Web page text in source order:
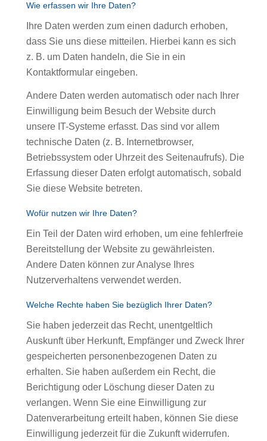
Wie erfassen wir Ihre Daten?
Ihre Daten werden zum einen dadurch erhoben,
dass Sie uns diese mitteilen. Hierbei kann es sich
z. B. um Daten handeln, die Sie in ein
Kontaktformular eingeben.
Andere Daten werden automatisch oder nach Ihrer
Einwilligung beim Besuch der Website durch
unsere IT-Systeme erfasst. Das sind vor allem
technische Daten (z. B. Internetbrowser,
Betriebssystem oder Uhrzeit des Seitenaufrufs). Die
Erfassung dieser Daten erfolgt automatisch, sobald
Sie diese Website betreten.
Wofür nutzen wir Ihre Daten?
Ein Teil der Daten wird erhoben, um eine fehlerfreie
Bereitstellung der Website zu gewährleisten.
Andere Daten können zur Analyse Ihres
Nutzerverhaltens verwendet werden.
Welche Rechte haben Sie bezüglich Ihrer Daten?
Sie haben jederzeit das Recht, unentgeltlich
Auskunft über Herkunft, Empfänger und Zweck Ihrer
gespeicherten personenbezogenen Daten zu
erhalten. Sie haben außerdem ein Recht, die
Berichtigung oder Löschung dieser Daten zu
verlangen. Wenn Sie eine Einwilligung zur
Datenverarbeitung erteilt haben, können Sie diese
Einwilligung jederzeit für die Zukunft widerrufen.